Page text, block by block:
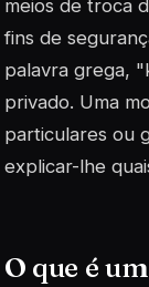
meios de troca
fins de
palavra grega,
privado. Uma
particulares ou
explicar-lhe
O que é